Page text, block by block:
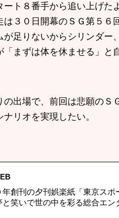
ト８番手から追い上げた
は３０日開幕のＳＧ第５６
が足りないからシリンダー
「まずは体を休ませる」と
出場で、前回は悲願のＳ
ナリオを実現したい。
年創刊の夕刊娯楽紙「東京ス
と笑いで世の中を彩る総合エン